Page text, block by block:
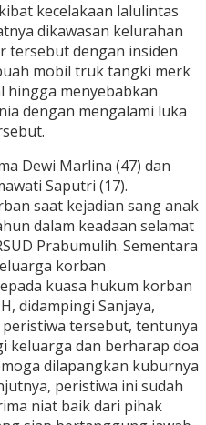
kecelakaan lalulintas
dikawasan kelurahan
tersebut dengan insiden
mobil truk tangki merk
hingga menyebabkan
dengan mengalami luka
Dewi Marlina (47) dan
Saputri (17).
saat kejadian sang anak
dalam keadaan selamat
Prabumulih. Sementara
korban
kuasa hukum korban
didampingi Sanjaya,
tersebut, tentunya
keluarga dan berharap doa
dilapangkan kuburnya
peristiwa ini sudah
niat baik dari pihak